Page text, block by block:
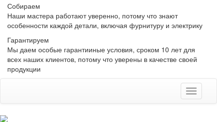
Собираем
Наши мастера работают уверенно, потому что знают
особенности каждой детали, включая фурнитуру и электрику
Гарантируем
Мы даем особые гарантииные условия, сроком 10 лет для
всех наших клиентов, потому что уверены в качестве своей
продукции
Toggle